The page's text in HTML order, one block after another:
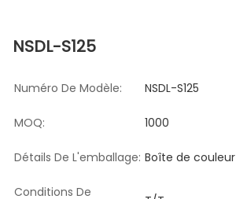
NSDL-S125
Numéro De Modèle: NSDL-S125
MOQ: 1000
Détails De L'emballage: Boîte de couleur
Conditions De